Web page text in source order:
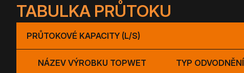
TABULKA PRŮTOKU
PRŮTOKOVÉ KAPACITY (L/S)
NÁZEV VÝROBKU TOPWET TYP ODVODNĚNÍ